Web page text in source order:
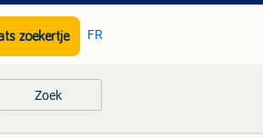
zoekertje FR
Zoek